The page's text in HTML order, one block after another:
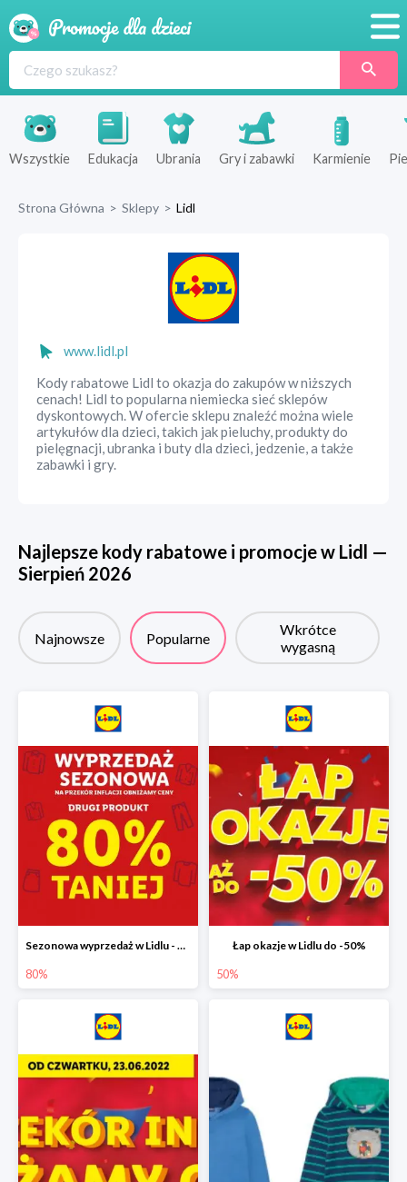
Produkty
Sklepy
Wszystkie Edukacja Ubrania Gry i zabawki Karmienie
Strona Główna > Sklepy > Lidl
www.lidl.pl
Kody rabatowe Lidl to okazja do zakupów w niższych
cenach! Lidl to popularna niemiecka sieć sklepów
dyskontowych. W ofercie sklepu znaleźć można wiele
artykułów dla dzieci, takich jak pieluchy, produkty do
pielęgnacji, ubranka i buty dla dzieci, jedzenie, a także
zabawki i gry.
Najlepsze kody rabatowe i promocje w Lidl —
Sierpień 2026
Najnowsze Popularne
Wkrótce
wygasną
Sezonowa wyprzedaż w Lidlu - drugi produkt -80%
80%
Łap okazje w Lidlu do -50%
50%